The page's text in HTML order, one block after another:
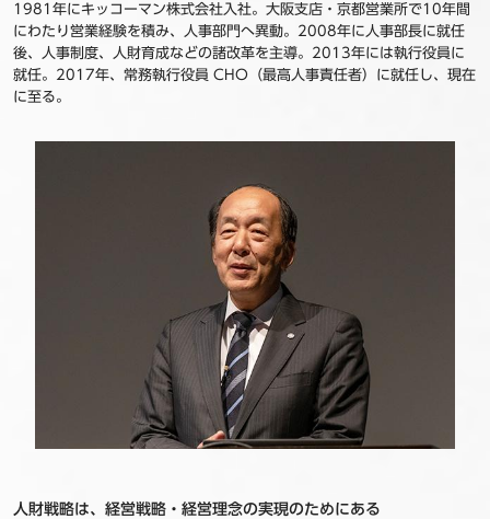
1981年にキッコーマン株式会社入社。大阪支店・京都営業所で10年間
にわたり営業経験を積み、人事部門へ異動。2008年に人事部長に就任
後、人事制度、人財育成などの諸改革を主導。2013年には執行役員に
就任。2017年、常務執行役員 CHO（最高人事責任者）に就任し、現在
に至る。
人財戦略は、経営戦略・経営理念の実現のためにある